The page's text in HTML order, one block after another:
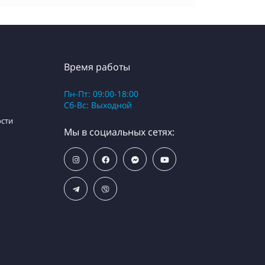
Время работы
Пн-Пт: 09:00-18:00
Сб-Вс: Выходной
Мы в социальных сетях: